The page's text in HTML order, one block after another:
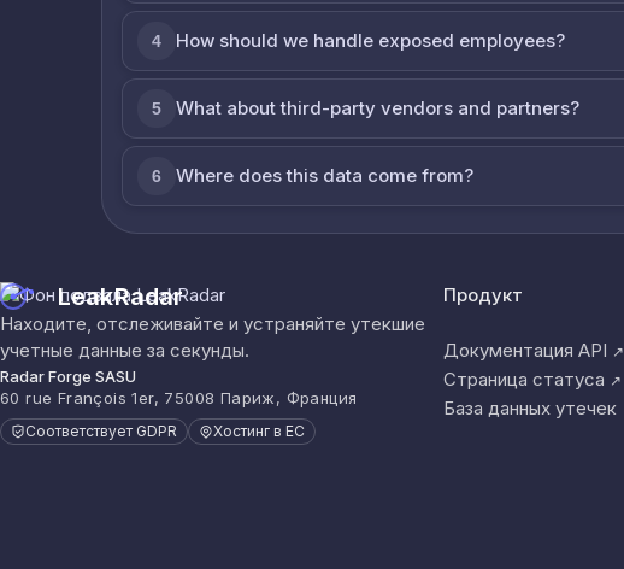
4 How should we handle exposed employees?
5 What about third-party vendors and partners?
6 Where does this data come from?
LeakRadar
Находите, отслеживайте и устраняйте утекшие
учетные данные за секунды.
Radar Forge SASU
60 rue François 1er, 75008 Париж, Франция
Соответствует GDPR Хостинг в ЕС
Продукт
Документация API ↗
Страница статуса ↗
База данных утечек